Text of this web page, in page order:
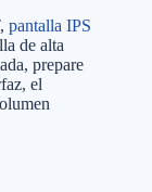
pantalla IPS
de alta
prepare
el